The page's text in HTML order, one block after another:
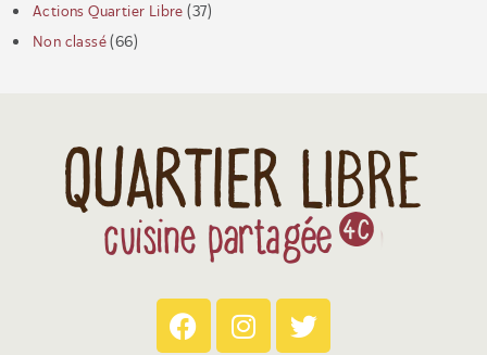
Actions Quartier Libre (37)
Non classé(66)